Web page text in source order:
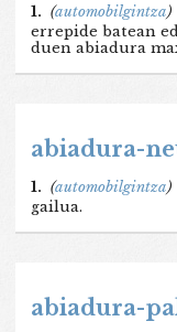
1. (automobilgintza)
errepide batean
duen abiadura
abiadura-
1. (automobilgintza)
gailua.
abiadura-